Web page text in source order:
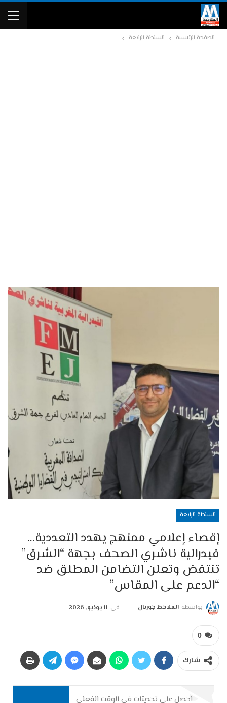
الصفحة الرئيسية السلطة الرابعة
السلطة الرابعة
إقصاء إعلامي ممنهج يهدد التعددية…
فيدرالية ناشري الصحف بجهة “الشرق”
تنتفض وتعلن التضامن المطلق ضد
“الدعم على المقاس”
بواسطة الملاحظ جورنال في 11 يونيو, 2026
0
شارك
احصل على تحديثات في الوقت الفعلي